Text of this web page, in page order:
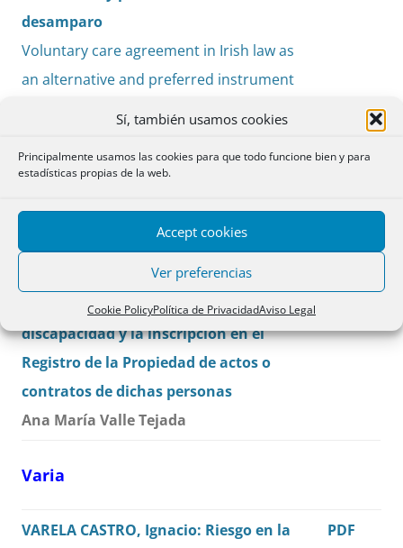
Sí, también usamos cookies
Principalmente usamos las cookies para que todo funcione bien y para
estadísticas propias de la web.
Accept cookies
Ver preferencias
Cookie PolicyPolítica de PrivacidadAviso Legal
desamparo
Voluntary care agreement in Irish law as
an alternative and preferred instrument
against abandonment
La inscripción en el Registro Civil de
documentos públicos sobre medidas
de apoyo a las personas con
discapacidad y la inscripción en el
Registro de la Propiedad de actos o
contratos de dichas personas
Ana María Valle Tejada
PDF
Varia
VARELA CASTRO, Ignacio: Riesgo en la
PDF